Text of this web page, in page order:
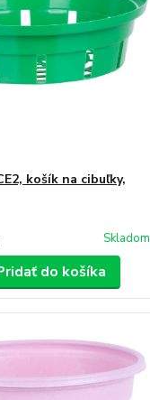
košík na cibuľky,
Skladom
do košíka